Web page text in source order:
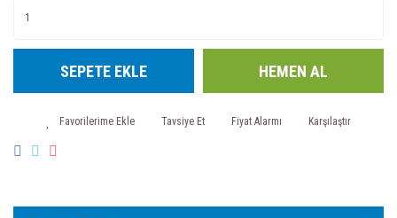
SEPETE EKLE HEMEN AL
Tavsiye Et Fiyat Alarmı Karşılaştır